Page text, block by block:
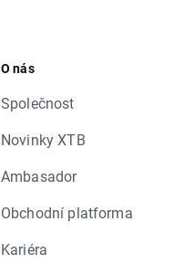
O nás
Společnost
Novinky XTB
Ambasador
Obchodní platforma
Kariéra